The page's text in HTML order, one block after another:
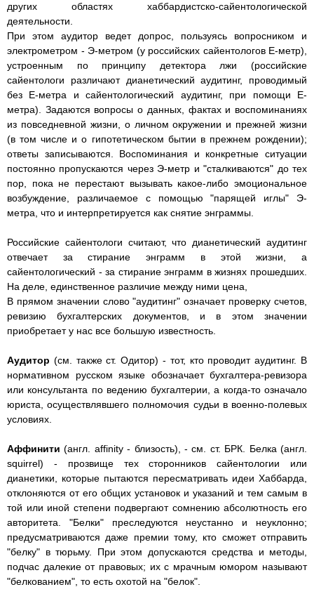
других областях хаббардистско-сайентологической
деятельности.
При этом аудитор ведет допрос, пользуясь вопросником и
электрометром - Э-метром (у российских сайентологов Е-метр),
устроенным по принципу детектора лжи (российские
сайентологи различают дианетический аудитинг, проводимый
без Е-метра и сайентологический аудитинг, при помощи Е-
метра). Задаются вопросы о данных, фактах и воспоминаниях
из повседневной жизни, о личном окружении и прежней жизни
(в том числе и о гипотетическом бытии в прежнем рождении);
ответы записываются. Воспоминания и конкретные ситуации
постоянно пропускаются через Э-метр и "сталкиваются" до тех
пор, пока не перестают вызывать какое-либо эмоциональное
возбуждение, различаемое с помощью "парящей иглы" Э-
метра, что и интерпретируется как снятие энграммы.
Российские сайентологи считают, что дианетический аудитинг
отвечает за стирание энграмм в этой жизни, а
сайентологический - за стирание энграмм в жизнях прошедших.
На деле, единственное различие между ними цена,
В прямом значении слово "аудитинг" означает проверку счетов,
ревизию бухгалтерских документов, и в этом значении
приобретает у нас все большую известность.
Аудитор (см. также ст. Одитор) - тот, кто проводит аудитинг. В
нормативном русском языке обозначает бухгалтера-ревизора
или консультанта по ведению бухгалтерии, а когда-то означало
юриста, осуществлявшего полномочия судьи в военно-полевых
условиях.
Аффинити (англ. affinity - близость), - см. ст. БРК. Белка (англ.
squirrel) - прозвище тех сторонников сайентологии или
дианетики, которые пытаются пересматривать идеи Хаббарда,
отклоняются от его общих установок и указаний и тем самым в
той или иной степени подвергают сомнению абсолютность его
авторитета. "Белки" преследуются неустанно и неуклонно;
предусматриваются даже премии тому, кто сможет отправить
"белку" в тюрьму. При этом допускаются средства и методы,
подчас далекие от правовых; их с мрачным юмором называют
"белкованием", то есть охотой на "белок".